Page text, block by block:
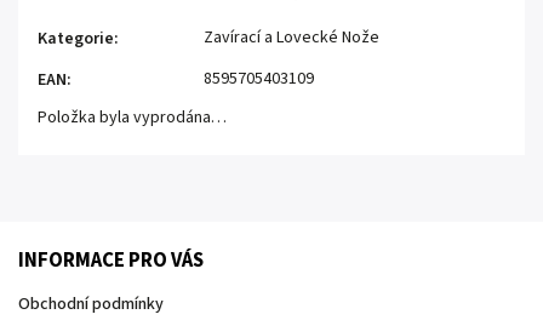
Kategorie:
Zavírací a Lovecké Nože
EAN:
8595705403109
Položka byla vyprodána…
INFORMACE PRO VÁS
Obchodní podmínky